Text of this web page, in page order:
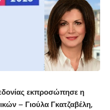
εκπροσώπησε η
– Γιούλα Γκατζαβέλη,